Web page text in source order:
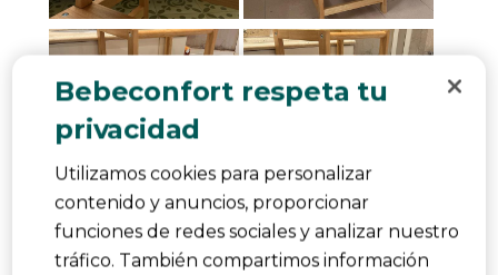
Calidad del producto
Calidad del producto, 3.0 de 5
Bebeconfort respeta tu
privacidad
Utilizamos cookies para personalizar
contenido y anuncios, proporcionar
funciones de redes sociales y analizar nuestro
tráfico. También compartimos información